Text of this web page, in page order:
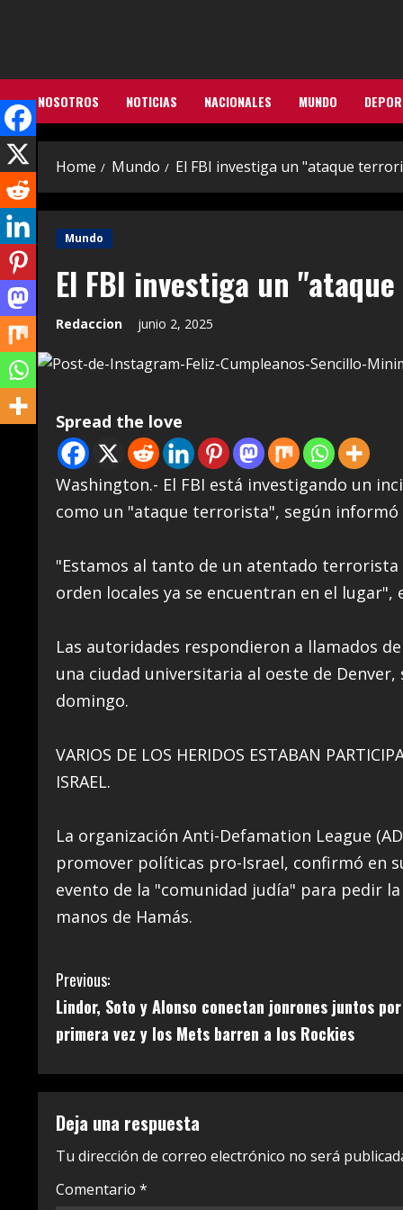
NOSOTROS NOTICIAS NACIONALES MUNDO
Home Mundo El FBI investiga un "ataque
Mundo
El FBI investiga un
Redaccion junio 2, 2025
Spread the love
Washington.- El FBI está investigando un
como un "ataque terrorista", según informó
"Estamos al tanto de un atentado
orden locales ya se encuentran en el
Las autoridades respondieron a llamados
una ciudad universitaria al oeste de Denver,
domingo.
VARIOS DE LOS HERIDOS ESTABAN
ISRAEL.
La organización Anti-Defamation League
promover políticas pro-Israel, confirmó en
evento de la "comunidad judía" para pedir
manos de Hamás.
C
o
t
i
n
Previous:
Lindor, Soto y Alonso conectan jonrones juntos por
primera vez y los Mets barren a los Rockies
Deja una respuesta
Tu dirección de correo electrónico no será
Comentario *